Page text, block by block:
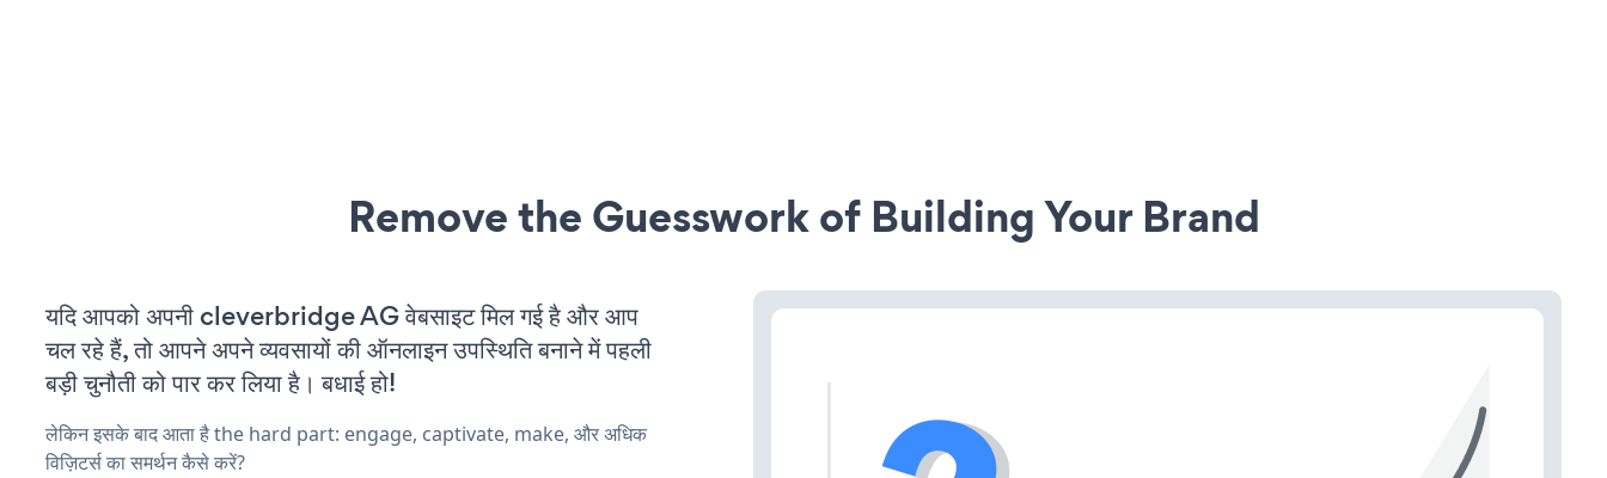
Remove the Guesswork of Building Your Brand
यदि आपको अपनी cleverbridge AG वेबसाइट मिल गई है और आप
चल रहे हैं, तो आपने अपने व्यवसायों की ऑनलाइन उपस्थिति बनाने में पहली
बड़ी चुनौती को पार कर लिया है। बधाई हो!
लेकिन इसके बाद आता है the hard part: engage, captivate, make, और अधिक
विज़िटर्स का समर्थन कैसे करें?